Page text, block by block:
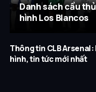
Danh sách cầu
hình Los Blancos
Thông tin CLB Arsenal:
hình, tin tức mới nhất